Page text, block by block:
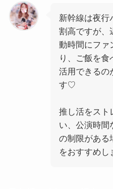
新幹線は夜行
割高ですが、
動時間にファ
り、ご飯を食
活用できるの
す♡
推し活をスト
い、公演時間
の制限がある
をおすすめし